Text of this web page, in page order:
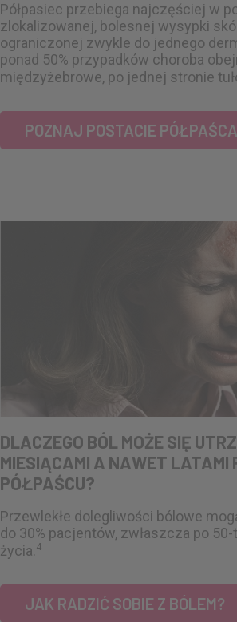
Półpasiec przebiega najczęściej w
zlokalizowanej, bolesnej wysypki
ograniczonej zwykle do jednego
ponad 50% przypadków choroba
międzyżebrowe, po jednej stronie
POZNAJ POSTACIE PÓŁPAŚCA
DLACZEGO BÓL MOŻE SIĘ
MIESIĄCAMI A NAWET LATAMI
PÓŁPAŚCU?
Przewlekłe dolegliwości bólowe
do 30% pacjentów, zwłaszcza po
życia. 4
JAK RADZIĆ SOBIE Z BÓLEM?